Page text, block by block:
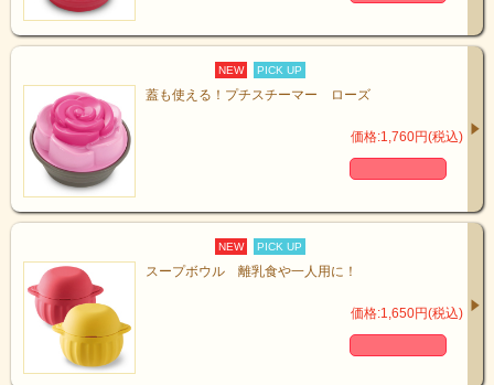
NEW PICK UP
蓋も使える！プチスチーマー ローズ
価格:1,760円(税込)
NEW PICK UP
スープボウル 離乳食や一人用に！
価格:1,650円(税込)